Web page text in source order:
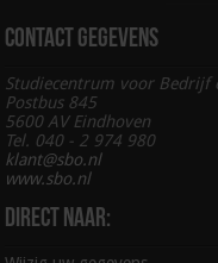
Contact gegevens
Studiecentrum voor Bedrijf
Postbus 845
5600 AV Eindhoven
Tel. 040 - 2 974 980
klant@sbo.nl
www.sbo.nl
Direct naar: